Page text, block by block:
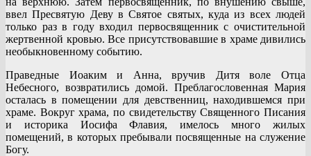
ввел Пресвятую Деву в Святое святых, куда из всех людей
только раз в году входил первосвященник с очистительной
жертвенной кровью. Все присутствовавшие в храме дивились
необыкновенному событию.
Праведные Иоаким и Анна, вручив Дитя воле Отца
Небесного, возвратились домой. Преблагословенная Мария
осталась в помещении для девственниц, находившемся при
храме. Вокруг храма, по свидетельству Священного Писания
и историка Иосифа Флавия, имелось много жилых
помещений, в которых пребывали посвященные на служение
Богу.